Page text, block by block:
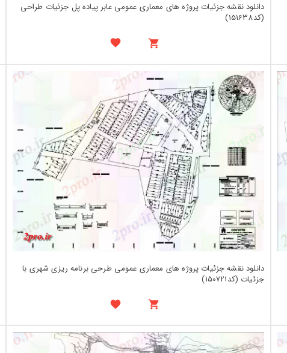
دانلود نقشه جزئیات پروژه های معماری عمومی عابر پیاده پل جزئیات طراحی
(کد151638)
دانلود نقشه جزئیات پروژه های معماری عمومی طرحی برنامه ریزی شهری با
جزئیات (کد150721)